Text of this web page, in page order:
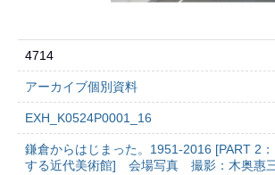
4714
アーカイブ個別資料
EXH_K0524P0001_16
鎌倉からはじまった。1951-2016 [PART 2
する近代美術館] 会場写真 撮影：木奥惠